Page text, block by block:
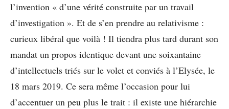
l’invention « d’une vérité construite par un travail
d’investigation ». Et de s’en prendre au relativisme :
curieux libéral que voilà ! Il tiendra plus tard durant son
mandat un propos identique devant une soixantaine
d’intellectuels triés sur le volet et conviés à l’Elysée, le
18 mars 2019. Ce sera même l’occasion pour lui
d’accentuer un peu plus le trait : il existe une hiérarchie